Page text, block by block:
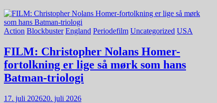
Action Blockbuster England Periodefilm Uncategorized USA
FILM: Christopher Nolans Homer-
fortolkning er lige så mørk som hans
Batman-triologi
17. juli 202620. juli 2026